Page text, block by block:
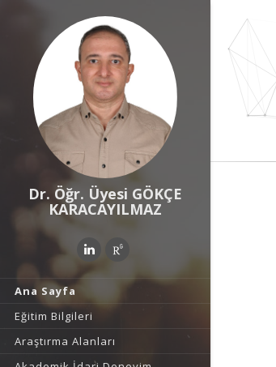
Dr. Öğr. Üyesi GÖKÇE
KARACAYILMAZ
Ana Sayfa
Eğitim Bilgileri
Araştırma Alanları